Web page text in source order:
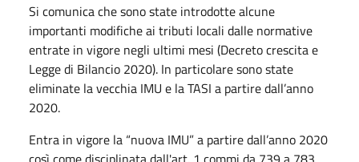
Si comunica che sono state introdotte alcune
importanti modifiche ai tributi locali dalle normative
entrate in vigore negli ultimi mesi (Decreto crescita e
Legge di Bilancio 2020). In particolare sono state
eliminate la vecchia IMU e la TASI a partire dall’anno
2020.
Entra in vigore la “nuova IMU” a partire dall’anno 2020